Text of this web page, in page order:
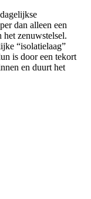
dan alleen een
zenuwstelsel.
“isolatielaag”
is door een tekort
en duurt het